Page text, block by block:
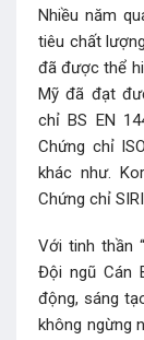
Nhiều năm
tiêu chất
đã được thể
Mỹ đã đạt
chỉ BS EN
Chứng chỉ
khác như.
Chứng chỉ
Với tinh thần
Đội ngũ Cán
động, sáng
không ngừng